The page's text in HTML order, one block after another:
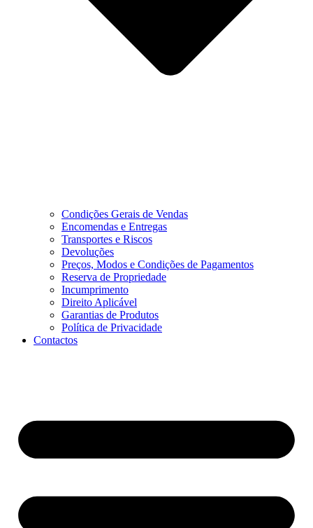
Condições Gerais de Vendas
Encomendas e Entregas
Transportes e Riscos
Devoluções
Preços, Modos e Condições de Pagamentos
Reserva de Propriedade
Incumprimento
Direito Aplicável
Garantias de Produtos
Política de Privacidade
Contactos